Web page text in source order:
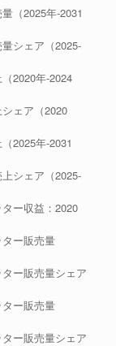
（2025年-2031
シェア（2025-
2020年-2024
ェア（2020
2025年-2031
シェア（2025-
ー収益：2020
ー販売量
ー販売量シェア
ー販売量
ー販売量シェア